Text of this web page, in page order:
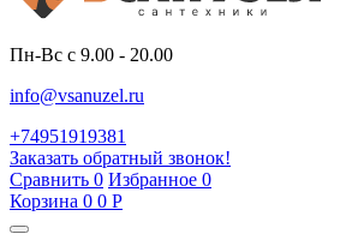
Пн-Вс с 9.00 - 20.00
info@vsanuzel.ru
+74951919381
Заказать обратный звонок!
Сравнить 0 Избранное 0
Корзина 0 0 Р